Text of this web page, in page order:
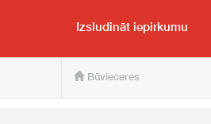
pircējam un pārdevējam
Izsludināt iepirkumu
Būvieceres